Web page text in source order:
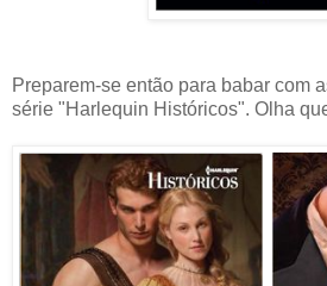
Preparem-se então para babar com
série "Harlequin Históricos". Olha